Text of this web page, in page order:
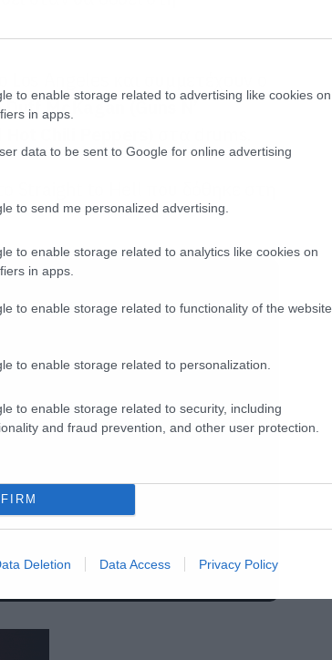
to enable storage related to advertising like cookies on
in apps.
data to be sent to Google for online advertising
to send me personalized advertising.
to enable storage related to analytics like cookies on
in apps.
to enable storage related to functionality of the website
to enable storage related to personalization.
to enable storage related to security, including
and fraud prevention, and other user protection.
Deletion Data Access Privacy Policy
Duff McKagan (Guns N’
Straight to Hell που δόθηκε στη